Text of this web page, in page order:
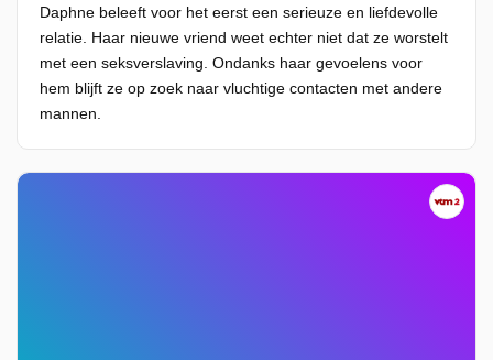
Daphne beleeft voor het eerst een serieuze en liefdevolle
relatie. Haar nieuwe vriend weet echter niet dat ze worstelt
met een seksverslaving. Ondanks haar gevoelens voor
hem blijft ze op zoek naar vluchtige contacten met andere
mannen.